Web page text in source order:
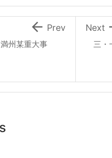
三・
Next
州某重大事
 Prev